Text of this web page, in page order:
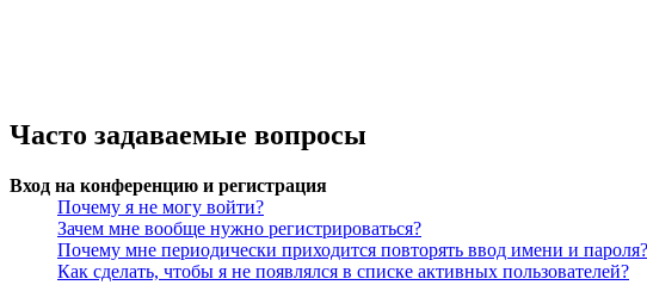
Часто задаваемые вопросы
Вход на конференцию и регистрация
Почему я не могу войти?
Зачем мне вообще нужно регистрироваться?
Почему мне периодически приходится повторять ввод имени и пароля?
Как сделать, чтобы я не появлялся в списке активных пользователей?